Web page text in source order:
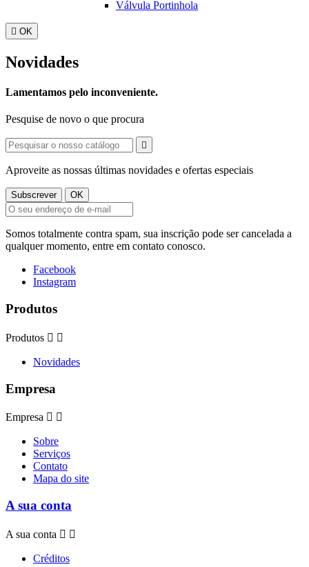
Válvula Portinhola
 OK
Novidades
Lamentamos pelo inconveniente.
Pesquise de novo o que procura

Aproveite as nossas últimas novidades e ofertas especiais
Somos totalmente contra spam, sua inscrição pode ser cancelada a
qualquer momento, entre em contato conosco.
Facebook
Instagram
Produtos
Produtos  
Novidades
Empresa
Empresa  
Sobre
Serviços
Contato
Mapa do site
A sua conta
A sua conta  
Créditos